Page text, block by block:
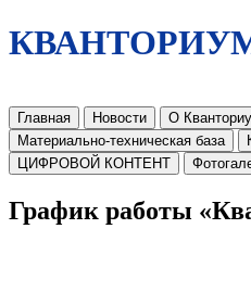
Главная Новости О
Материально-техническая база
ЦИФРОВОЙ КОНТЕНТ
График работы